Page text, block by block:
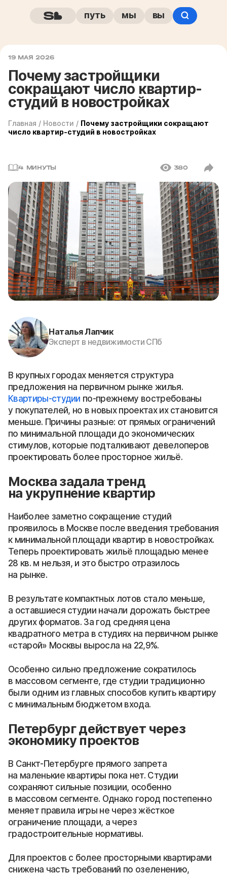
путь мы вы
19 МАЯ 2026
Почему застройщики
сокращают число квартир-
студий в новостройках
Главная / Новости / Почему застройщики сокращают
число квартир-студий в новостройках
4 МИНУТЫ 380
Наталья Лапчик
Эксперт в недвижимости СПб
В крупных городах меняется структура
предложения на первичном рынке жилья.
Квартиры-студии по-прежнему востребованы
у покупателей, но в новых проектах их становится
меньше. Причины разные: от прямых ограничений
по минимальной площади до экономических
стимулов, которые подталкивают девелоперов
проектировать более просторное жильё.
Москва задала тренд
на укрупнение квартир
Наиболее заметно сокращение студий
проявилось в Москве после введения требования
к минимальной площади квартир в новостройках.
Теперь проектировать жильё площадью менее
28 кв. м нельзя, и это быстро отразилось
на рынке.
В результате компактных лотов стало меньше,
а оставшиеся студии начали дорожать быстрее
других форматов. За год средняя цена
квадратного метра в студиях на первичном рынке
«старой» Москвы выросла на 22,9%.
Особенно сильно предложение сократилось
в массовом сегменте, где студии традиционно
были одним из главных способов купить квартиру
с минимальным бюджетом входа.
Петербург действует через
экономику проектов
В Санкт-Петербурге прямого запрета
на маленькие квартиры пока нет. Студии
сохраняют сильные позиции, особенно
в массовом сегменте. Однако город постепенно
меняет правила игры не через жёсткое
ограничение площади, а через
градостроительные нормативы.
Для проектов с более просторными квартирами
снижена часть требований по озеленению,